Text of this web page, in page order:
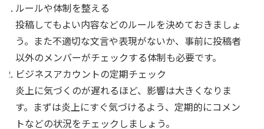
ルールや体制を整える
投稿してもよい内容などのルールを決めておきましょ
う。また不適切な文言や表現がないか、事前に投稿者
以外のメンバーがチェックする体制も必要です。
ビジネスアカウントの定期チェック
炎上に気づくのが遅れるほど、影響は大きくなりま
す。まずは炎上にすぐ気づけるよう、定期的にコメン
トなどの状況をチェックしましょう。